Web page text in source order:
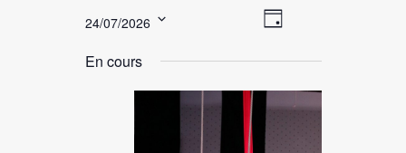
Navigation
par
consultations
NAVIGATION
DE
Jour
24/07/2026
une
En cours